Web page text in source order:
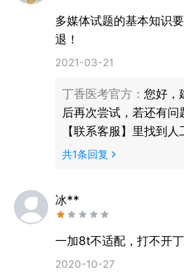
是专门对那些基础差，
就是这样的，所以我选择
班”，今年过了！还是感
多媒体试题的基本知识
退！
2021-03-21
丁香医考官方： 您好，
后再次尝试，若还有
【联系客服】里找到人
共1条回复
冰**
一加8t不适配，打不开丁
2020-10-27